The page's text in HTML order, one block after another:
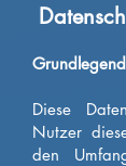
Diese
Nutzer
den